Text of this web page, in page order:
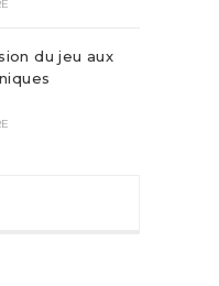
du jeu aux